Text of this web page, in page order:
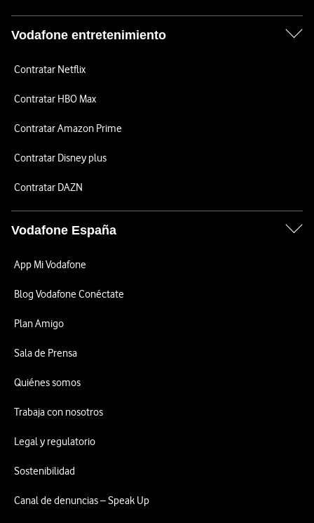
Vodafone entretenimiento
Contratar Netflix
Contratar HBO Max
Contratar Amazon Prime
Contratar Disney plus
Contratar DAZN
Vodafone España
App Mi Vodafone
Blog Vodafone Conéctate
Plan Amigo
Sala de Prensa
Quiénes somos
Trabaja con nosotros
Legal y regulatorio
Sostenibilidad
Canal de denuncias – Speak Up